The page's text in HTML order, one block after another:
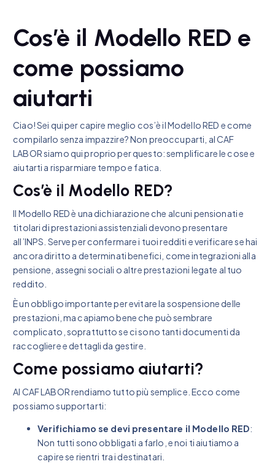
Cos’è il Modello RED e
come possiamo
aiutarti
Ciao! Sei qui per capire meglio cos’è il Modello RED e come
compilarlo senza impazzire? Non preoccuparti, al CAF
LABOR siamo qui proprio per questo: semplificare le cose e
aiutarti a risparmiare tempo e fatica.
Cos’è il Modello RED?
Il Modello RED è una dichiarazione che alcuni pensionati e
titolari di prestazioni assistenziali devono presentare
all’INPS. Serve per confermare i tuoi redditi e verificare se hai
ancora diritto a determinati benefici, come integrazioni alla
pensione, assegni sociali o altre prestazioni legate al tuo
reddito.
È un obbligo importante per evitare la sospensione delle
prestazioni, ma capiamo bene che può sembrare
complicato, soprattutto se ci sono tanti documenti da
raccogliere e dettagli da gestire.
Come possiamo aiutarti?
Al CAF LABOR rendiamo tutto più semplice. Ecco come
possiamo supportarti:
Verifichiamo se devi presentare il Modello RED:
Non tutti sono obbligati a farlo, e noi ti aiutiamo a
capire se rientri tra i destinatari.